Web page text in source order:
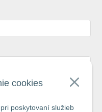
cookies
poskytovaní služieb